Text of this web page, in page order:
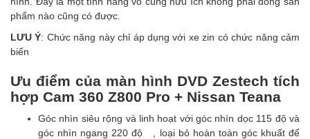
phẩm nào cũng có được.
LƯU Ý: Chức năng này chỉ áp dụng với xe zin có chức năng cảm
biến
Ưu điểm của màn hình DVD Zestech tích
hợp Cam 360 Z800 Pro + Nissan Teana
Góc nhìn siêu rộng và linh hoạt với góc nhìn dọc 115 độ và
góc nhìn ngang 220 độ , loại bỏ hoàn toàn góc khuất để